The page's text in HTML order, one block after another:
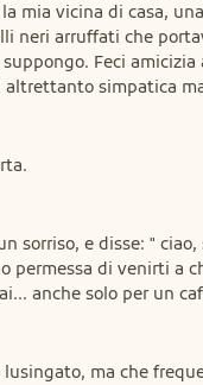
mia vicina di casa,
neri arruffati che
Feci
altrettanto simpatica
sorriso, e disse: "
permessa di venirti a
anche solo per un
lusingato, ma che